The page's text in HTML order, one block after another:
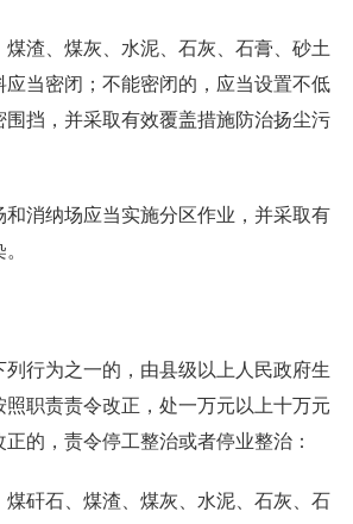
渣、煤灰、水泥、石灰、石膏、砂土
应当密闭；不能密闭的，应当设置不低
围挡，并采取有效覆盖措施防治扬尘污
和消纳场应当实施分区作业，并采取有
行为之一的，由县级以上人民政府生
照职责责令改正，处一万元以上十万元
的，责令停工整治或者停业整治：
煤矸石、煤渣、煤灰、水泥、石灰、石